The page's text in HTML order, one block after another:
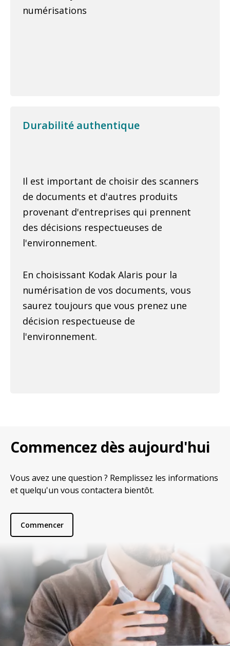
numérisations
Durabilité authentique
Il est important de choisir des scanners
de documents et d'autres produits
provenant d'entreprises qui prennent
des décisions respectueuses de
l'environnement.
En choisissant Kodak Alaris pour la
numérisation de vos documents, vous
saurez toujours que vous prenez une
décision respectueuse de
l'environnement.
Commencez dès aujourd'hui
Vous avez une question ? Remplissez les informations
et quelqu'un vous contactera bientôt.
Commencer